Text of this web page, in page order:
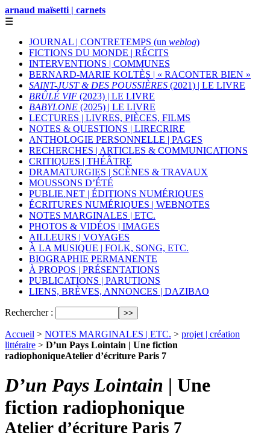
arnaud maïsetti | carnets
☰
JOURNAL | CONTRETEMPS (un weblog)
FICTIONS DU MONDE | RÉCITS
INTERVENTIONS | COMMUNES
BERNARD-MARIE KOLTÈS | « RACONTER BIEN »
SAINT-JUST & DES POUSSIÈRES (2021) | LE LIVRE
BRÛLÉ VIF (2023) | LE LIVRE
BABYLONE (2025) | LE LIVRE
LECTURES | LIVRES, PIÈCES, FILMS
NOTES & QUESTIONS | LIRECRIRE
ANTHOLOGIE PERSONNELLE | PAGES
RECHERCHES | ARTICLES & COMMUNICATIONS
CRITIQUES | THÉÂTRE
DRAMATURGIES | SCÈNES & TRAVAUX
MOUSSONS D’ÉTÉ
PUBLIE.NET | ÉDITIONS NUMÉRIQUES
ÉCRITURES NUMÉRIQUES | WEBNOTES
NOTES MARGINALES | ETC.
PHOTOS & VIDÉOS | IMAGES
AILLEURS | VOYAGES
À LA MUSIQUE | FOLK, SONG, ETC.
BIOGRAPHIE PERMANENTE
À PROPOS | PRÉSENTATIONS
PUBLICATIONS | PARUTIONS
LIENS, BRÈVES, ANNONCES | DAZIBAO
Rechercher :
Accueil > NOTES MARGINALES | ETC. > projet | création
littéraire > D’un Pays Lointain | Une fiction
radiophoniqueAtelier d’écriture Paris 7
D’un Pays Lointain | Une
fiction radiophonique
Atelier d’écriture Paris 7